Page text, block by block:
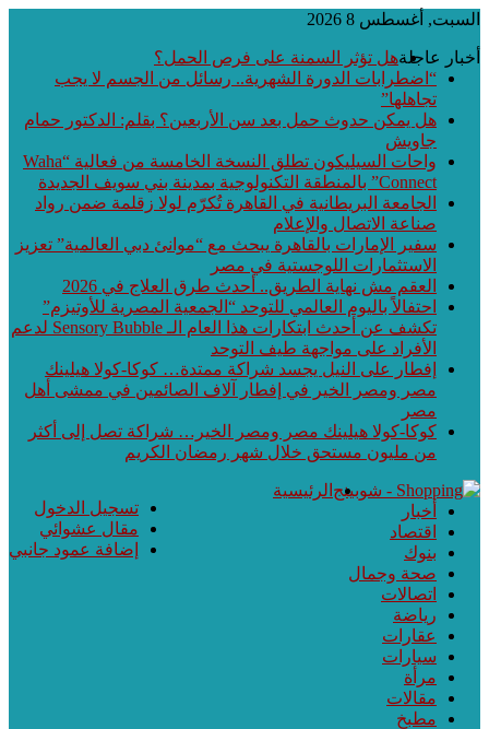
السبت, أغسطس 8 2026
أخبار عاجلةهل تؤثر السمنة على فرص الحمل؟
“اضطرابات الدورة الشهرية.. رسائل من الجسم لا يجب
تجاهلها”
هل يمكن حدوث حمل بعد سن الأربعين؟ بقلم: الدكتور حمام
جاويش
واحات السيليكون تطلق النسخة الخامسة من فعالية “Waha
Connect” بالمنطقة التكنولوجية بمدينة بني سويف الجديدة
الجامعة البريطانية في القاهرة تُكرّم لولا زقلمة ضمن رواد
صناعة الاتصال والإعلام
سفير الإمارات بالقاهرة يبحث مع “موانئ دبي العالمية” تعزيز
الاستثمارات اللوجستية في مصر
العقم مش نهاية الطريق.. أحدث طرق العلاج في 2026
احتفالاً باليوم العالمي للتوحد “الجمعية المصرية للأوتيزم”
تكشف عن أحدث ابتكارات هذا العام الـ Sensory Bubble لدعم
الأفراد على مواجهة طيف التوحد
إفطار على النيل يجسد شراكة ممتدة… كوكا-كولا هيلينك
مصر ومصر الخير في إفطار آلاف الصائمين في ممشى أهل
مصر
كوكا-كولا هيلينك مصر ومصر الخير… شراكة تصل إلى أكثر
من مليون مستحق خلال شهر رمضان الكريم
تسجيل الدخول
مقال عشوائي
إضافة عمود جانبي
الرئيسية
أخبار
اقتصاد
بنوك
صحة وجمال
اتصالات
رياضة
عقارات
سيارات
مرأة
مقالات
مطبخ